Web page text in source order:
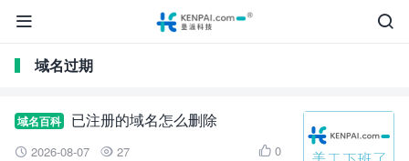


域名过期
域名百科 已注册的域名怎么删除
 2026-08-07  27  0